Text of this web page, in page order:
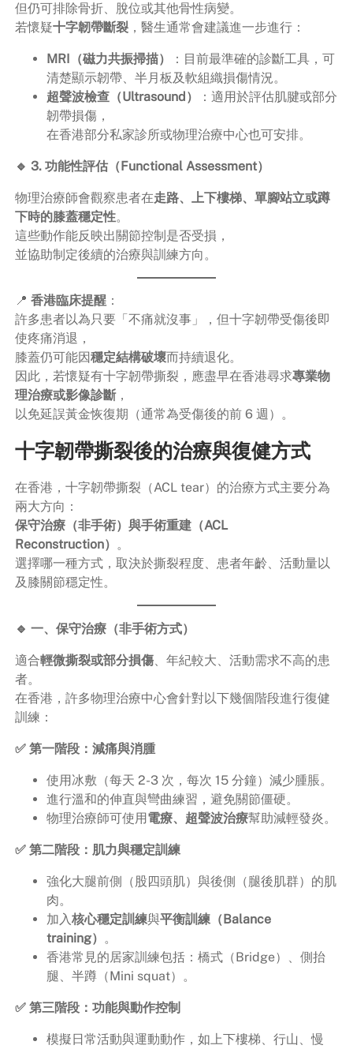
但仍可排除骨折、脫位或其他骨性病變。
若懷疑十字韌帶斷裂，醫生通常會建議進一步進行：
MRI（磁力共振掃描）
：目前最準確的診斷工具，可
清楚顯示韌帶、半月板及軟組織損傷情況。
超聲波檢查（Ultrasound）
：適用於評估肌腱或部分
韌帶損傷，
在香港部分私家診所或物理治療中心也可安排。
🔹 3. 功能性評估（Functional Assessment）
物理治療師會觀察患者在走路、上下樓梯、單腳站立或蹲
下時的膝蓋穩定性。
這些動作能反映出關節控制是否受損，
並協助制定後續的治療與訓練方向。
📍 香港臨床提醒：
許多患者以為只要「不痛就沒事」，但十字韌帶受傷後即
使疼痛消退，
膝蓋仍可能因穩定結構破壞而持續退化。
因此，若懷疑有十字韌帶撕裂，應盡早在香港尋求專業物
理治療或影像診斷，
以免延誤黃金恢復期（通常為受傷後的前 6 週）。
十字韌帶撕裂後的治療與復健方式
在香港，十字韌帶撕裂（ACL tear）的治療方式主要分為
兩大方向：
保守治療（非手術）與手術重建（ACL
Reconstruction） 。
選擇哪一種方式，取決於撕裂程度、患者年齡、活動量以
及膝關節穩定性。
🔹 一、保守治療（非手術方式）
適合輕微撕裂或部分損傷、年紀較大、活動需求不高的患
者。
在香港，許多物理治療中心會針對以下幾個階段進行復健
訓練：
✅ 第一階段：減痛與消腫
使用冰敷（每天 2-3 次，每次 15 分鐘）減少腫脹。
進行溫和的伸直與彎曲練習，避免關節僵硬。
物理治療師可使用電療、超聲波治療幫助減輕發炎。
✅ 第二階段：肌力與穩定訓練
強化大腿前側（股四頭肌）與後側（腿後肌群）的肌
肉。
加入核心穩定訓練與平衡訓練（Balance
training） 。
香港常見的居家訓練包括：橋式（Bridge）、側抬
腿、半蹲（Mini squat）。
✅ 第三階段：功能與動作控制
模擬日常活動與運動動作，如上下樓梯、行山、慢